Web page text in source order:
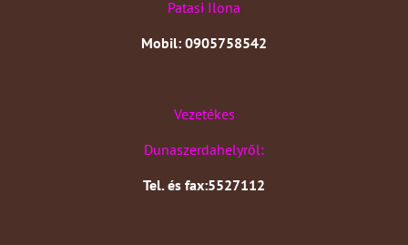
Patasi Ilona
Mobil: 0905758542
Vezetékes
Dunaszerdahelyről:
Tel. és fax:5527112